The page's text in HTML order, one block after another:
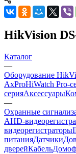
HikVision
Каталог
—
Оборудование
AxProHiWatch Pro-
серияАксессуары
—
Охранные
AHD-
видеорегистраторы
питанияДатчики
дверейКабель